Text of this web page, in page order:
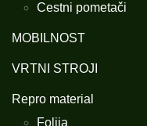
Cestni pometači
MOBILNOST
VRTNI STROJI
Repro material
Folija